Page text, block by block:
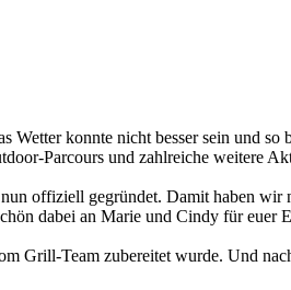
konnte nicht besser sein und
Parcours und zahlreiche weitere
offiziell gegründet. Damit haben
dabei an Marie und Cindy für euer
Grill-Team zubereitet wurde. Und